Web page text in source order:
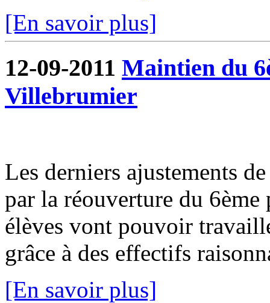
[En savoir plus]
12-09-2011 Maintien du
Villebrumier
Les derniers ajustements
par la réouverture du 6ème
élèves vont pouvoir
grâce à des effectifs
[En savoir plus]